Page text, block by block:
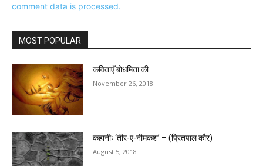
comment data is processed.
MOST POPULAR
कविताएँ बोधमिता की
November 26, 2018
कहानीः ‘तीर-ए-नीमकश’ – (प्रितपाल कौर)
August 5, 2018